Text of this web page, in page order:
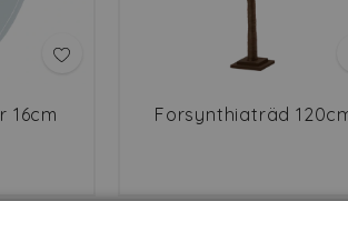
16cm Forsynthiaträd